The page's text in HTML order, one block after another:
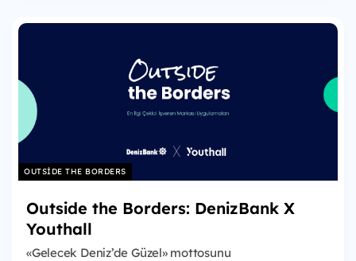
OUTSIDE THE BORDERS
Outside the Borders: DenizBank X
Youthall
«Gelecek Deniz’de Güzel» mottosunu